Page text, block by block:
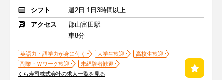
シフト
週2日 1日3時間以上
アクセス
郡山富田駅
車8分
英語力・語学力が身に付く 大学生歓迎
高校生歓迎
副業・Ｗワーク歓迎
未経験者歓迎
くら寿司株式会社の求人一覧を見る